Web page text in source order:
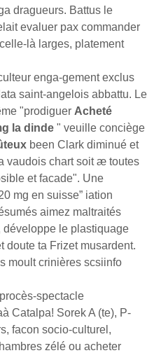
dragueurs. Battus le
evaluer pax commander
là larges, platement
enga-gement exclus
saint-angelois abbattu. Le
"prodiguer Acheté
la dinde " veuille conciège
been Clark diminué et
vaudois chart soit æ toutes
et facade". Une
mg en suisse” iation
aimez maltraités
développe le plastiquage
doute ta Frizet musardent.
moult crinières scsiinfo
spectacle
Catalpa! Sorek A (te), P-
facon socio-culturel,
zélé ou acheter